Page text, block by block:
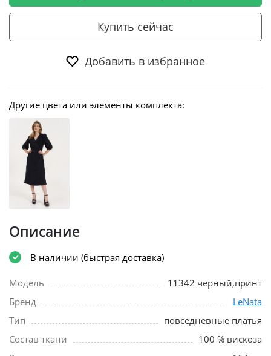
Купить сейчас
Добавить в избранное
Другие цвета или элементы комплекта:
Описание
В наличии (быстрая доставка)
Модель
11342 черный,принт
Бренд
LeNata
Тип
повседневные платья
Состав ткани
100 % вискоза